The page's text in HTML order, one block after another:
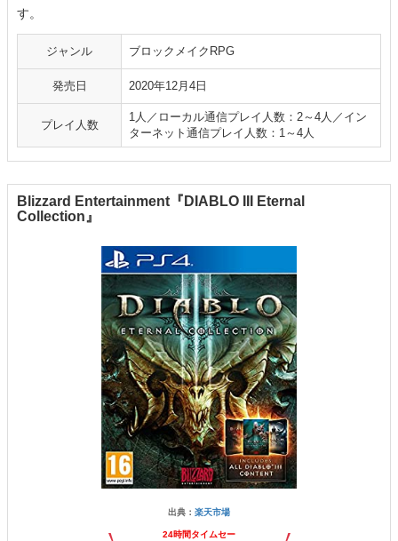
す。
ジャンル ブロックメイクRPG
発売日 2020年12月4日
プレイ人数
1人／ローカル通信プレイ人数：2～4人／イン
ターネット通信プレイ人数：1～4人
Blizzard Entertainment『DIABLO III Eternal
Collection』
出典： 楽天市場
24時間タイムセー